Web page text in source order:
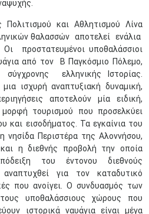
και Αθλητισμού Λίνα
θαλασσών αποτελεί ενάλια
προστατευμένοι υποθαλάσσιοι
από τον Β Παγκόσμιο Πόλεμο,
ελληνικής Ιστορίας.
ισχυρή αναπτυξιακή δυναμική,
αποτελούν μία ειδική,
τουρισμού που προσελκύει
και εισοδήματος. Τα εγκαίνια του
νησίδα Περιστέρα της Αλοννήσου,
η διεθνής προβολή την οποία
του έντονου διεθνούς
για τον καταδυτικό
που ανοίγει. Ο συνδυασμός των
υποθαλάσσιους χώρους που
ιστορικά ναυάγια είναι μέγα